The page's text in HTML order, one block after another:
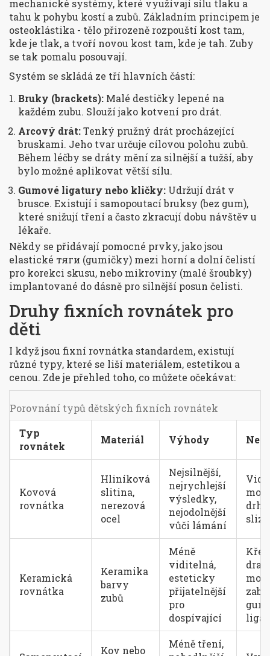
mechanické systémy, které využívají sílu tlaku a
tahu k pohybu kostí a zubů. Základním principem je
osteoklástika - tělo přirozeně rozpouští kost tam,
kde je tlak, a tvoří novou kost tam, kde je tah. Zuby
se tak pomalu posouvají.
Systém se skládá ze tří hlavních částí:
Bruky (brackets): Malé destičky lepené na
každém zubu. Slouží jako kotvení pro drát.
Arcový drát:Tenký pružný drát procházející
bruskami. Jeho tvar určuje cílovou polohu zubů.
Během léčby se dráty mění za silnější a tužší, aby
bylo možné aplikovat větší sílu.
Gumové ligatury nebo kličky: Udržují drát v
brusce. Existují i samopoutací bruksy (bez gum),
které snižují tření a často zkracují dobu návštěv u
lékaře.
Někdy se přidávají pomocné prvky, jako jsou
elastické тяги (gumičky) mezi horní a dolní čelistí
pro korekci skusu, nebo mikroviny (malé šroubky)
implantované do dásně pro silnější posun čelisti.
Druhy fixních rovnátek pro
děti
I když jsou fixní rovnátka standardem, existují
různé typy, které se liší materiálem, estetikou a
cenou. Zde je přehled toho, co můžete očekávat:
Porovnání typů dětských fixních rovnátek
Typ
rovnátek
Materiál Výhody
Kovová
rovnátka
Hliníková
slitina,
nerezová
ocel
Nejsilnější,
nejrychlejší
výsledky,
nejodolnější
vůči lámání
Keramická
rovnátka
Keramika
barvy
zubů
Méně
viditelná,
esteticky
přijatelnější
pro
dospívající
Kov nebo
Méně tření,